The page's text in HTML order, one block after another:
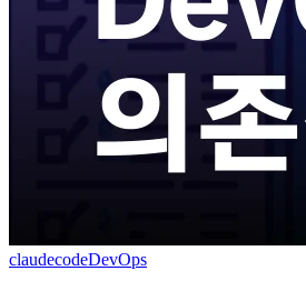
claudecodeDevOps